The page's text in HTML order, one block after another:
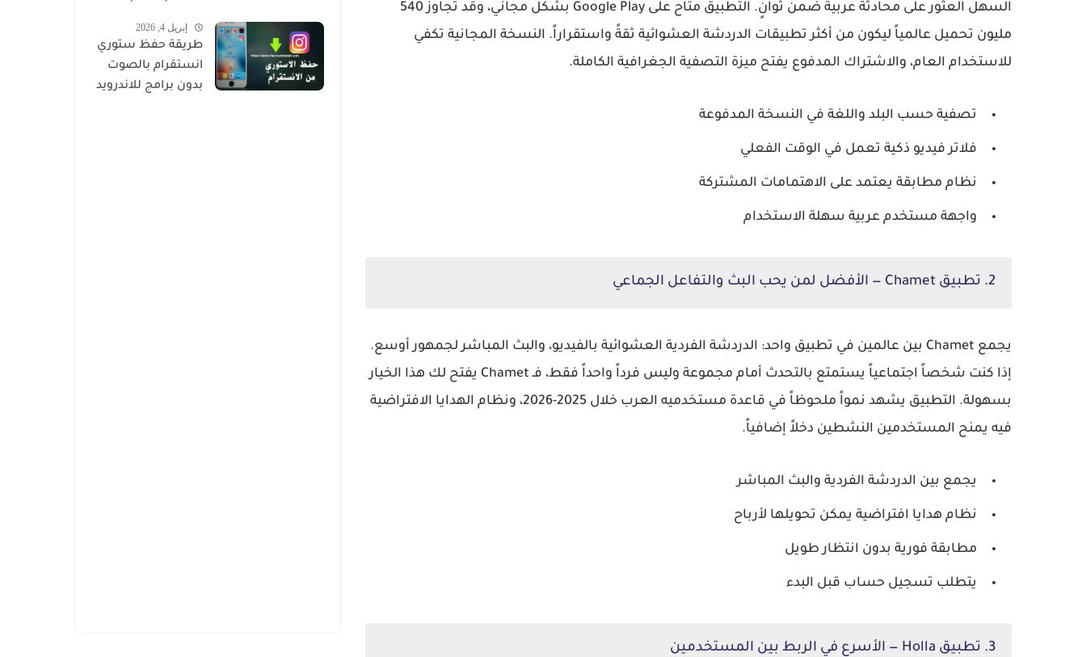
السهل العثور على محادثة عربية ضمن ثوانٍ. التطبيق متاح على Google Play بشكل مجاني، وقد تجاوز 540
مليون تحميل عالمياً ليكون من أكثر تطبيقات الدردشة العشوائية ثقةً واستقراراً. النسخة المجانية تكفي
للاستخدام العام، والاشتراك المدفوع يفتح ميزة التصفية الجغرافية الكاملة.
تصفية حسب البلد واللغة في النسخة المدفوعة
فلاتر فيديو ذكية تعمل في الوقت الفعلي
نظام مطابقة يعتمد على الاهتمامات المشتركة
واجهة مستخدم عربية سهلة الاستخدام
2. تطبيق Chamet — الأفضل لمن يحب البث والتفاعل الجماعي
يجمع Chamet بين عالمين في تطبيق واحد: الدردشة الفردية العشوائية بالفيديو، والبث المباشر لجمهور أوسع.
إذا كنت شخصاً اجتماعياً يستمتع بالتحدث أمام مجموعة وليس فرداً واحداً فقط، فـ Chamet يفتح لك هذا الخيار
بسهولة. التطبيق يشهد نمواً ملحوظاً في قاعدة مستخدميه العرب خلال 2025-2026، ونظام الهدايا الافتراضية
فيه يمنح المستخدمين النشطين دخلاً إضافياً.
يجمع بين الدردشة الفردية والبث المباشر
نظام هدايا افتراضية يمكن تحويلها لأرباح
مطابقة فورية بدون انتظار طويل
يتطلب تسجيل حساب قبل البدء
3. تطبيق Holla — الأسرع في الربط بين المستخدمين
والصور
إبريل 4, 2026
طريقة حفظ ستوري
انستقرام بالصوت
بدون برامج للاندرويد